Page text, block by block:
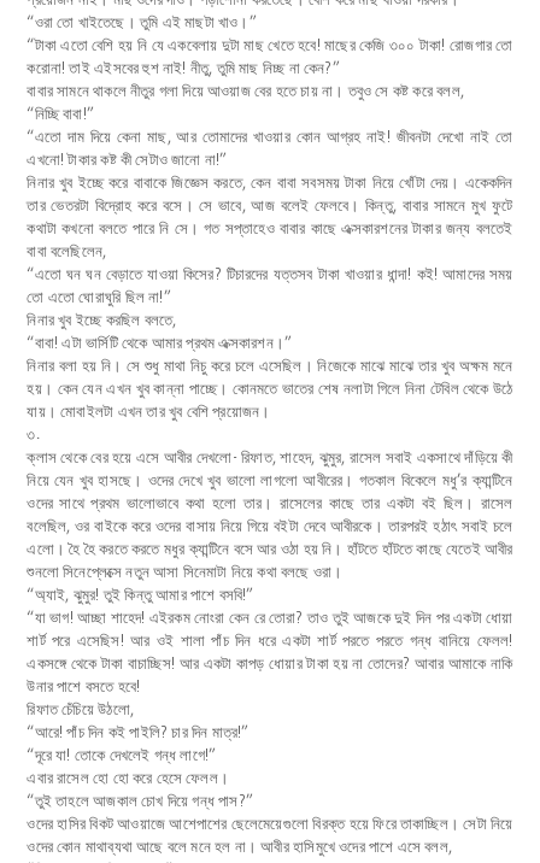
“ওরা তো খাইতেছে। তুমি এই মাছটা খাও।”
“টাকা এতো বেশি হয় নি যে একবেলায় দুটা মাছ খেতে হবে! মাছের কেজি ৩০০ টাকা! রোজগার তো
করোনা! তাই এইসবের হুশ নাই! নীতু, তুমি মাছ নিচ্ছ না কেন?”
বাবার সামনে থাকলে নীতুর গলা দিয়ে আওয়াজ বের হতে চায় না। তবুও সে কষ্ট করে বলল,
“নিচ্ছি বাবা!”
“এতো দাম দিয়ে কেনা মাছ, আর তোমাদের খাওয়ার কোন আগ্রহ নাই! জীবনটা দেখো নাই তো
এখনো! টাকার কষ্ট কী সেটাও জানো না!”
নিনার খুব ইচ্ছে করে বাবাকে জিজ্ঞেস করতে, কেন বাবা সবসময় টাকা নিয়ে খোঁটা দেয়। একেকদিন
তার ভেতরটা বিদ্রোহ করে বসে। সে ভাবে, আজ বলেই ফেলবে। কিন্তু, বাবার সামনে মুখ ফুটে
কথাটা কখনো বলতে পারে নি সে। গত সপ্তাহেও বাবার কাছে এক্সকারশনের টাকার জন্য বলতেই
বাবা বলেছিলেন,
“এতো ঘন ঘন বেড়াতে যাওয়া কিসের? টিচারদের যত্তসব টাকা খাওয়ার ধান্দা! কই! আমাদের সময়
তো এতো ঘোরাঘুরি ছিল না!”
নিনার খুব ইচ্ছে করছিল বলতে,
“বাবা! এটা ভার্সিটি থেকে আমার প্রথম এক্সকারশন।”
নিনার বলা হয় নি। সে শুধু মাথা নিচু করে চলে এসেছিল। নিজেকে মাঝে মাঝে তার খুব অক্ষম মনে
হয়। কেন যেন এখন খুব কান্না পাচ্ছে। কোনমতে ভাতের শেষ নলাটা গিলে নিনা টেবিল থেকে উঠে
যায়। মোবাইলটা এখন তার খুব বেশি প্রয়োজন।
৩.
ক্লাস থেকে বের হয়ে এসে আবীর দেখলো- রিফাত, শাহেদ, ঝুমুর, রাসেল সবাই একসাথে দাঁড়িয়ে কী
নিয়ে যেন খুব হাসছে। ওদের দেখে খুব ভালো লাগলো আবীরের। গতকাল বিকেলে মধু’র ক্যান্টিনে
ওদের সাথে প্রথম ভালোভাবে কথা হলো তার। রাসেলের কাছে তার একটা বই ছিল। রাসেল
বলেছিল, ওর বাইকে করে ওদের বাসায় নিয়ে গিয়ে বইটা দেবে আবীরকে। তারপরই হঠাৎ সবাই চলে
এলো। হৈ হৈ করতে করতে মধুর ক্যান্টিনে বসে আর ওঠা হয় নি। হাঁটতে হাঁটতে কাছে যেতেই আবীর
শুনলো সিনেপ্লেক্সে নতুন আসা সিনেমাটা নিয়ে কথা বলছে ওরা।
“অ্যাই, ঝুমুর! তুই কিন্তু আমার পাশে বসবি!”
“যা ভাগ! আচ্ছা শাহেদ! এইরকম নোংরা কেন রে তোরা? তাও তুই আজকে দুই দিন পর একটা ধোয়া
শার্ট পরে এসেছিস! আর ওই শালা পাঁচ দিন ধরে একটা শার্ট পরতে পরতে গন্ধ বানিয়ে ফেলল!
একসঙ্গে থেকে টাকা বাচাচ্ছিস! আর একটা কাপড় ধোয়ার টাকা হয় না তোদের? আবার আমাকে নাকি
উনার পাশে বসতে হবে!
রিফাত চেঁচিয়ে উঠলো,
“আরে! পাঁচ দিন কই পাইলি? চার দিন মাত্র!”
“দূরে যা! তোকে দেখলেই গন্ধ লাগে!”
এবার রাসেল হো হো করে হেসে ফেলল।
“তুই তাহলে আজকাল চোখ দিয়ে গন্ধ পাস?”
ওদের হাসির বিকট আওয়াজে আশেপাশের ছেলেমেয়েগুলো বিরক্ত হয়ে ফিরে তাকাচ্ছিল। সেটা নিয়ে
ওদের কোন মাথাব্যথা আছে বলে মনে হল না। আবীর হাসিমুখে ওদের পাশে এসে বলল,